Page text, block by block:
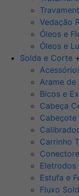
Vedação
Óleos e
Óleos e
Solda e Corte +
Arame de
Bicos e
Cabeça
Cabeçote
Carrinho
Eletrodos
Estufa e
Fluxo